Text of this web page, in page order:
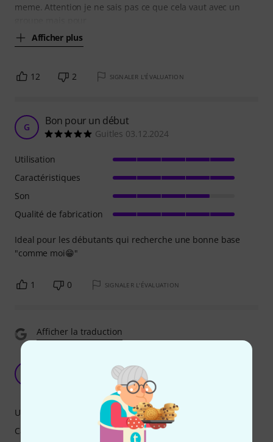
meme. Attention je ne sais pas ce que cela vaut avec un
Afficher plus
12 2 SIGNALER L'ÉVALUATION
G Bon pour un début
Guitles 03.12.2024
Ideal pour les débutants qui recherche une bonne base
"comme moi😁"
Utilisation
Caractéristiques
Son
Qualité de fabrication
1 0 SIGNALER L'ÉVALUATION
Afficher la traduction
kromzatura 26.01.2025
Utilisation
Caractéristiques